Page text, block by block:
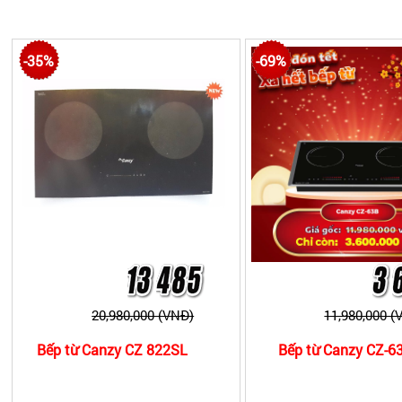
Bếp từ Canzy thuộc phân khúc tầm trung có mức
vậy mà giá thành của dòng bếp này sẽ rẻ hơn so với
bếp từ Canzy CZ 400-2GB,bếp từ Canzy CZ 900GB…
Bếp từ Canzy thuộc phân khúc hàng giá rẻ có mức
Bếp từ Canzy CZ 3002SS
-35%
20,980,000 (VNĐ)
Bếp từ Canzy CZ 822SL
-69%
11,980,000
Bếp từ Canzy CZ-